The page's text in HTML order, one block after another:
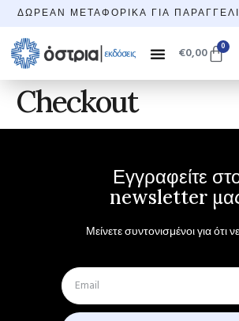
ΔΩΡΕΆΝ ΜΕΤΑΦΟΡΙΚΆ ΓΙΑ
€0,00 0
Checkout
Εγγραφείτε
newsletter
Μείνετε συντονισμένοι για ότι